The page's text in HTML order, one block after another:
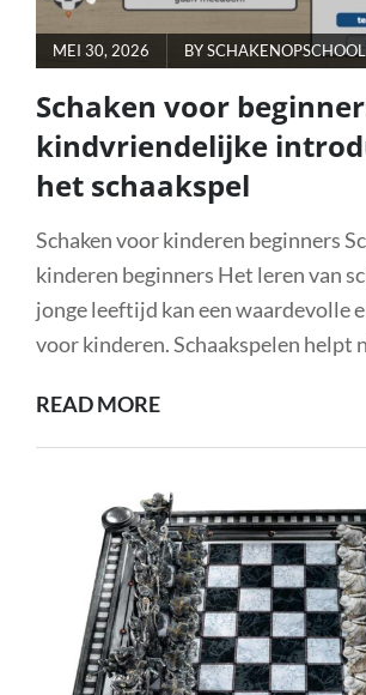
POSTED
ON
MEI 30, 2026 BYSCHAKENOPSCHOOL
Schaken voor
kindvriendelijke
het schaakspel
Schaken voor kinderen beginners
kinderen beginners Het leren van
jonge leeftijd kan een waardevolle
voor kinderen. Schaakspelen helpt
READ MORESCHAKEN
EEN
KINDVRIENDELIJKE
INTRODUCTIE
TOT
HET
SCHAAKSPEL